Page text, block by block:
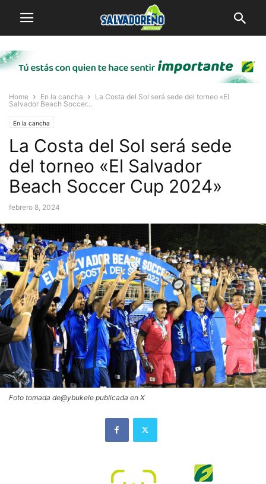
Home En la cancha
La Costa del Sol será sede del torneo «El
Salvador Beach Soccer...
En la cancha
La Costa del Sol será sede
del torneo «El Salvador
Beach Soccer Cup 2024»
febrero 8, 2024
Foto tomada de@ybukele publicada en X